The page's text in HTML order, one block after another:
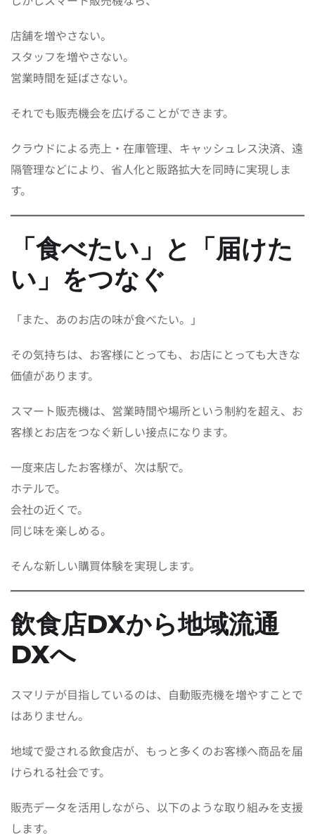
店舗を増やさない。
スタッフを増やさない。
営業時間を延ばさない。
それでも販売機会を広げることができます。
クラウドによる売上・在庫管理、キャッシュレス決済、遠
隔管理などにより、省人化と販路拡大を同時に実現しま
す。
「食べたい」と「届けた
い」をつなぐ
「また、あのお店の味が食べたい。」
その気持ちは、お客様にとっても、お店にとっても大きな
価値があります。
スマート販売機は、営業時間や場所という制約を超え、お
客様とお店をつなぐ新しい接点になります。
一度来店したお客様が、次は駅で。
ホテルで。
会社の近くで。
同じ味を楽しめる。
そんな新しい購買体験を実現します。
飲食店DXから地域流通
DXへ
スマリテが目指しているのは、自動販売機を増やすことで
はありません。
地域で愛される飲食店が、もっと多くのお客様へ商品を届
けられる社会です。
販売データを活用しながら、以下のような取り組みを支援
します。